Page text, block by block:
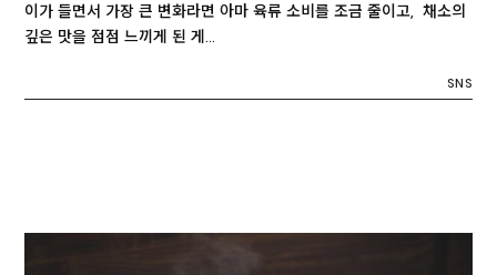
이가 들면서 가장 큰 변화라면 아마 육류 소비를 조금 줄이고, 채소의
깊은 맛을 점점 느끼게 된 게…
SNS